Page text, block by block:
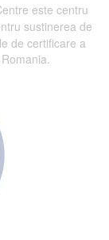
este centru
sustinerea de
de certificare a